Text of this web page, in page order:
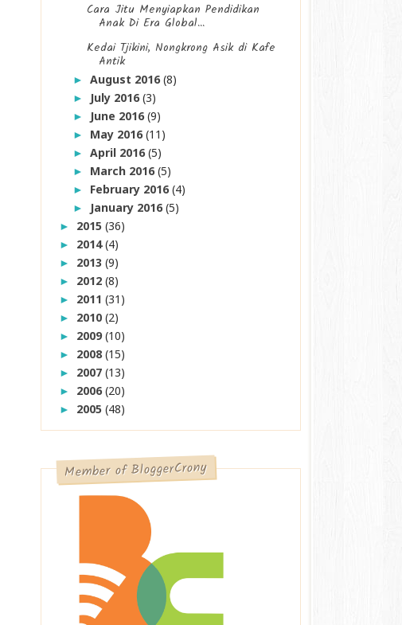
Cara Jitu Menyiapkan Pendidikan
Anak Di Era Global...
Kedai Tjikini, Nongkrong Asik di Kafe
Antik
►August 2016(8)
► July 2016(3)
► June 2016(9)
► May 2016(11)
►April 2016(5)
► March 2016(5)
► February 2016(4)
► January 2016(5)
► 2015(36)
► 2014(4)
► 2013(9)
► 2012(8)
► 2011(31)
► 2010(2)
► 2009(10)
► 2008(15)
► 2007(13)
► 2006(20)
► 2005(48)
Member of BloggerCrony